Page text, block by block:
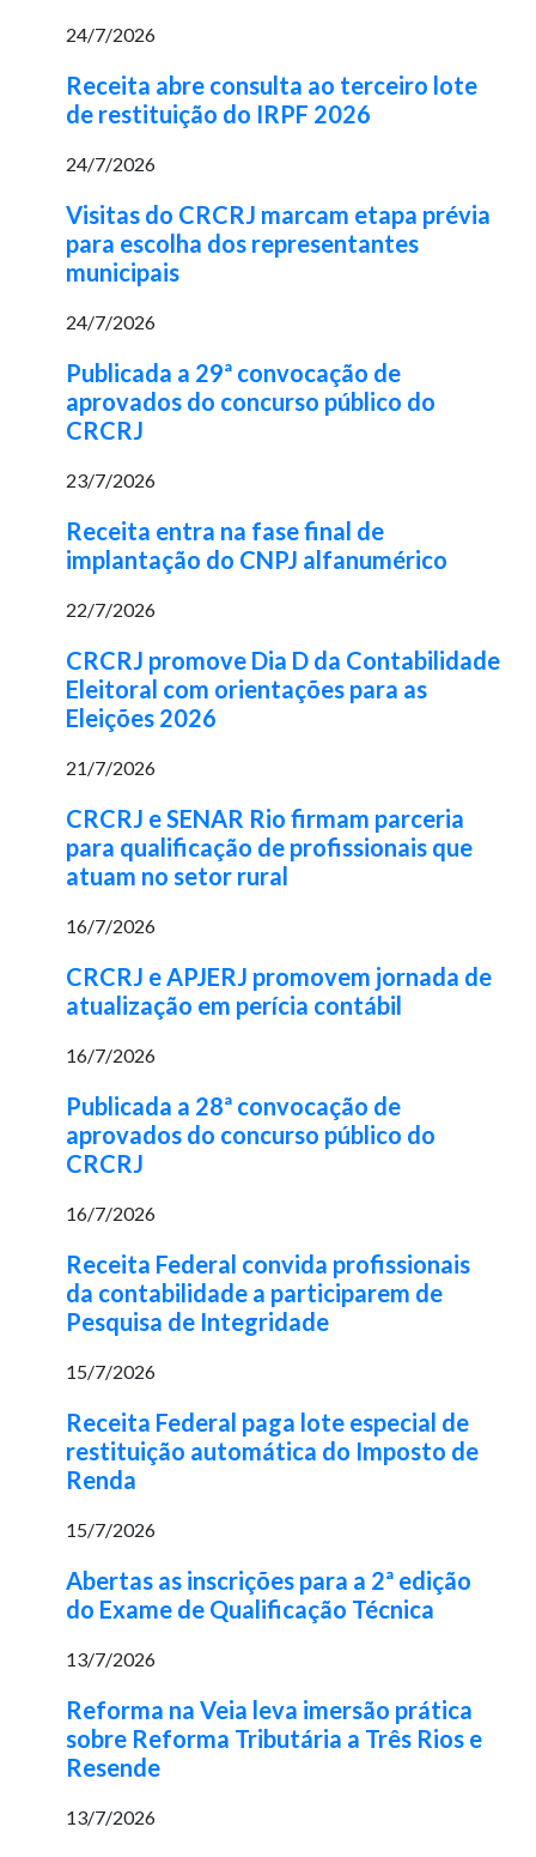
24/7/2026
Receita abre consulta ao terceiro lote
de restituição do IRPF 2026
24/7/2026
Visitas do CRCRJ marcam etapa prévia
para escolha dos representantes
municipais
24/7/2026
Publicada a 29ª convocação de
aprovados do concurso público do
CRCRJ
23/7/2026
Receita entra na fase final de
implantação do CNPJ alfanumérico
22/7/2026
CRCRJ promove Dia D da Contabilidade
Eleitoral com orientações para as
Eleições 2026
21/7/2026
CRCRJ e SENAR Rio firmam parceria
para qualificação de profissionais que
atuam no setor rural
16/7/2026
CRCRJ e APJERJ promovem jornada de
atualização em perícia contábil
16/7/2026
Publicada a 28ª convocação de
aprovados do concurso público do
CRCRJ
16/7/2026
Receita Federal convida profissionais
da contabilidade a participarem de
Pesquisa de Integridade
15/7/2026
Receita Federal paga lote especial de
restituição automática do Imposto de
Renda
15/7/2026
Abertas as inscrições para a 2ª edição
do Exame de Qualificação Técnica
13/7/2026
Reforma na Veia leva imersão prática
sobre Reforma Tributária a Três Rios e
Resende
13/7/2026